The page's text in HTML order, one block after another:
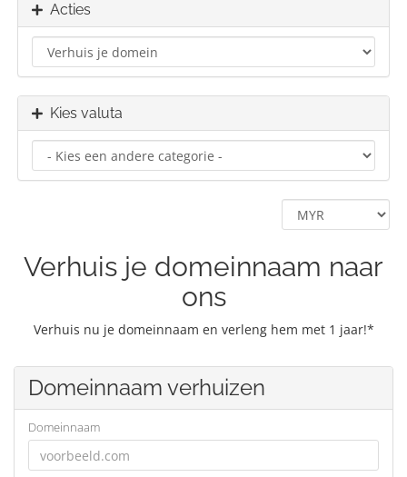
Acties
Kies valuta
Verhuis je domeinnaam naar
ons
Verhuis nu je domeinnaam en verleng hem met 1 jaar!*
Domeinnaam verhuizen
Domeinnaam